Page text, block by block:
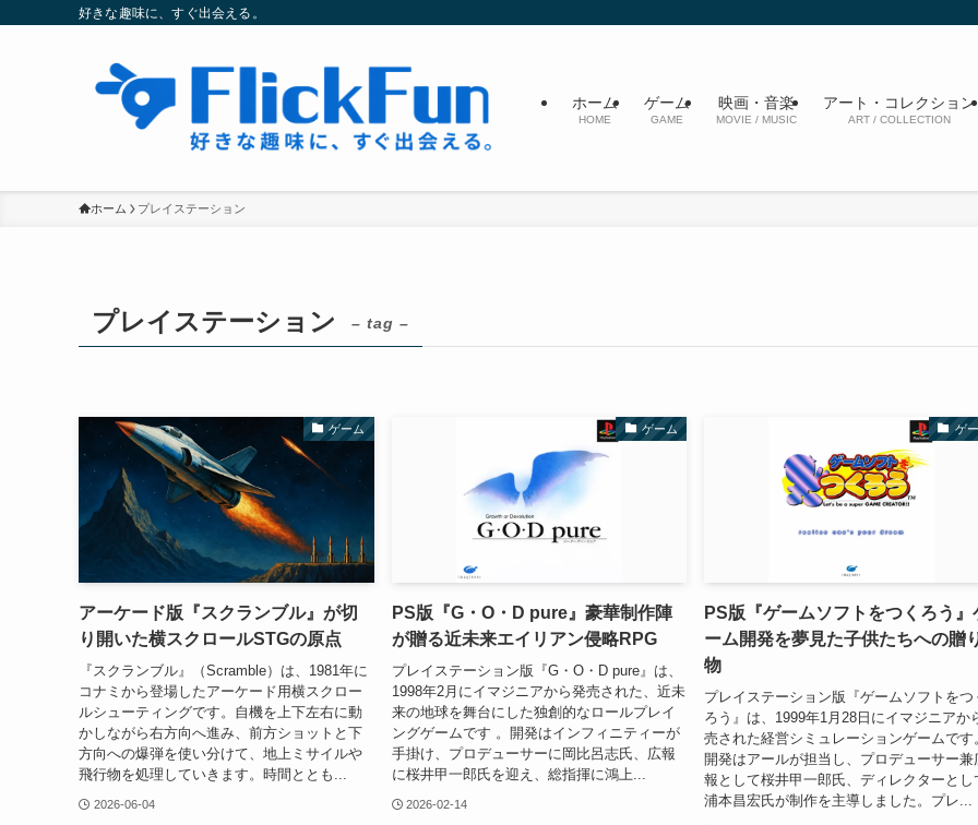
好きな趣味に、すぐ出会える。
ホーム
HOME
ゲーム
GAME
映画・音楽
MOVIE / MUSIC
アート・コレクション
ART / COLLECTION
ホーム プレイステーション
プレイステーション – tag –
ゲーム
アーケード版『スクランブル』が切
り開いた横スクロールSTGの原点
『スクランブル』（Scramble）は、1981年に
コナミから登場したアーケード用横スクロー
ルシューティングです。自機を上下左右に動
かしながら右方向へ進み、前方ショットと下
方向への爆弾を使い分けて、地上ミサイルや
飛行物を処理していきます。時間ととも...
2026-06-04
ゲーム
PS版『G・O・D pure』豪華制作陣
が贈る近未来エイリアン侵略RPG
プレイステーション版『G・O・D pure』は、
1998年2月にイマジニアから発売された、近未
来の地球を舞台にした独創的なロールプレイ
ングゲームです 。開発はインフィニティーが
手掛け、プロデューサーに岡比呂志氏、広報
に桜井甲一郎氏を迎え、総指揮に鴻上...
2026-02-14
ゲ
PS版『ゲームソフトをつくろう』
ーム開発を夢見た子供たちへの贈
物
プレイステーション版『ゲームソフトをつ
ろう』は、1999年1月28日にイマジニアか
売された経営シミュレーションゲームです
開発はアールが担当し、プロデューサー兼
報として桜井甲一郎氏、ディレクターとし
浦本昌宏氏が制作を主導しました。プレ...